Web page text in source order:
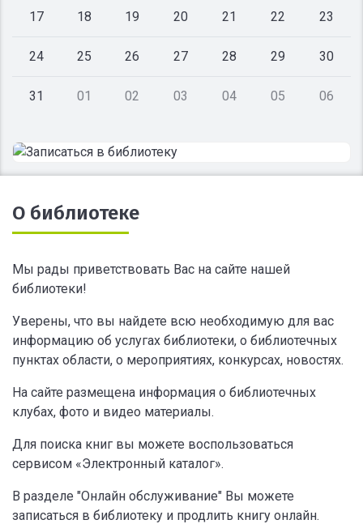
17 18 19 20 21 22 23
24 25 26 27 28 29 30
31 01 02 03 04 05 06
О библиотеке
Мы рады приветствовать Вас на сайте нашей
библиотеки!
Уверены, что вы найдете всю необходимую для вас
информацию об услугах библиотеки, о библиотечных
пунктах области, о мероприятиях, конкурсах, новостях.
На сайте размещена информация о библиотечных
клубах, фото и видео материалы.
Для поиска книг вы можете воспользоваться
сервисом «Электронный каталог».
В разделе "Онлайн обслуживание" Вы можете
записаться в библиотеку и продлить книгу онлайн.